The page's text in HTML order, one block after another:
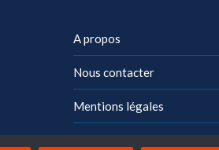
A propos
Nous contacter
Mentions légales
Politique de confidentialité